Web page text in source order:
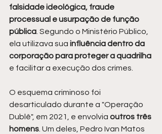
falsidade ideológica, fraude
processual e usurpação de função
pública. Segundo o Ministério Público,
ela utilizava sua influência dentro da
corporação para proteger a quadrilha
e facilitar a execução dos crimes.
O esquema criminoso foi
desarticulado durante a "Operação
Dublê", em 2021, e envolvia outros três
homens. Um deles, Pedro Ivan Matos